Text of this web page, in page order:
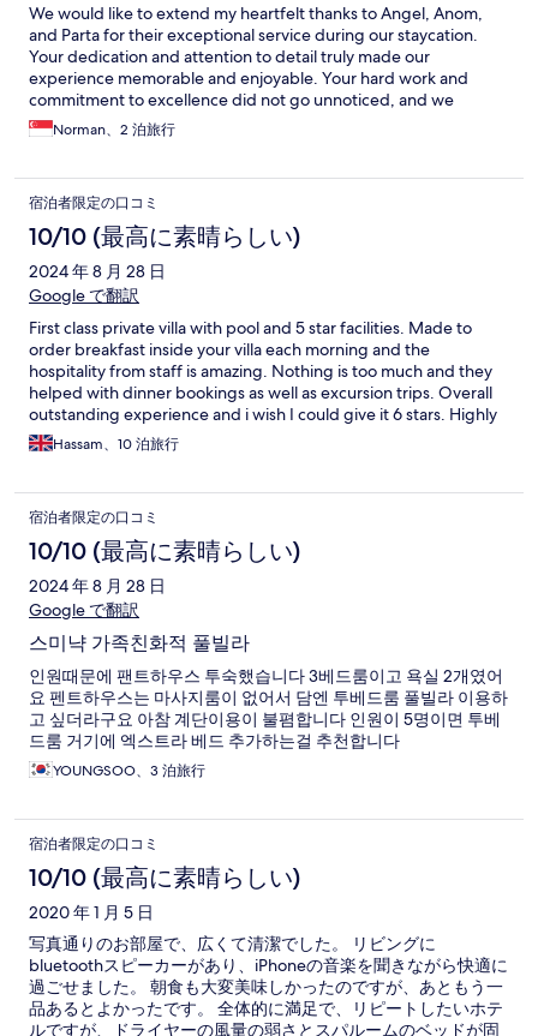
We would like to extend my heartfelt thanks to Angel, Anom,
and Parta for their exceptional service during our staycation.
Your dedication and attention to detail truly made our
experience memorable and enjoyable. Your hard work and
commitment to excellence did not go unnoticed, and we
deeply appreciate everything you’ve done to ensure our stay
was perfect.
Norman、2 泊旅行
宿泊者限定の口コミ
10/10 (最高に素晴らしい)
2024 年 8 月 28 日
Google で翻訳
First class private villa with pool and 5 star facilities. Made to
order breakfast inside your villa each morning and the
hospitality from staff is amazing. Nothing is too much and they
helped with dinner bookings as well as excursion trips. Overall
outstanding experience and i wish I could give it 6 stars. Highly
recommended 😍
Hassam、10 泊旅行
宿泊者限定の口コミ
10/10 (最高に素晴らしい)
2024 年 8 月 28 日
Google で翻訳
스미냑 가족친화적 풀빌라
인원때문에 팬트하우스 투숙했습니다 3베드룸이고 욕실 2개였어
요 펜트하우스는 마사지룸이 없어서 담엔 투베드룸 풀빌라 이용하
고 싶더라구요 아참 계단이용이 불폄합니다 인원이 5명이면 투베
드룸 거기에 엑스트라 베드 추가하는걸 추천합니다
YOUNGSOO、3 泊旅行
宿泊者限定の口コミ
10/10 (最高に素晴らしい)
2020 年 1 月 5 日
写真通りのお部屋で、広くて清潔でした。 リビングに
bluetoothスピーカーがあり、iPhoneの音楽を聞きながら快適に
過ごせました。 朝食も大変美味しかったのですが、あともう一
品あるとよかったです。 全体的に満足で、リピートしたいホテ
ルですが、ドライヤーの風量の弱さとスパルームのベッドが固